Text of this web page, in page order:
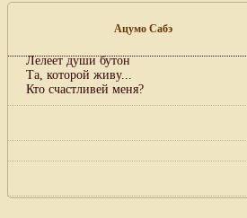
Ацумо Сабэ
Лелеет души бутон
Та, которой живу...
Кто счастливей меня?